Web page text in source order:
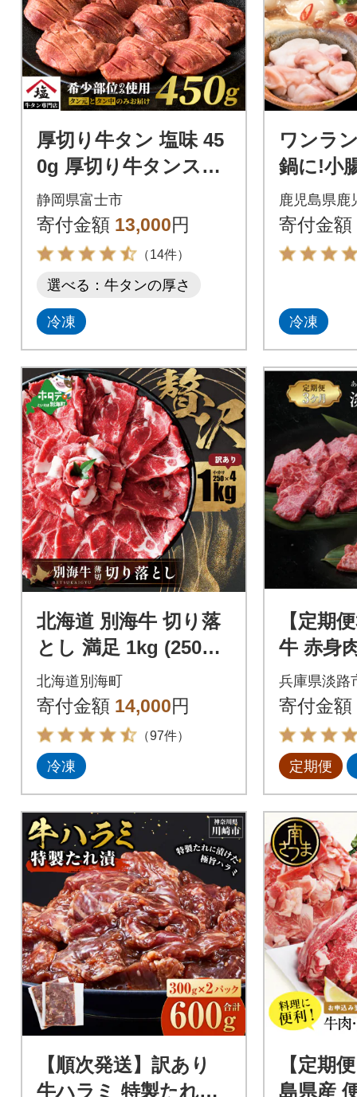
厚切り牛タン 塩味 45
0g 厚切り牛タンスラ
イス タン塩 タン中 タ
ン元 牛肉 焼肉 人気
静岡県富士市
寄付金額 13,000円
（14件）
選べる：牛タンの厚さ
冷凍
ワンラ
鍋に!小
モン)
鹿児島県鹿
寄付金額
冷凍
北海道 別海牛 切り落
とし 満足 1kg (250g×
4) うれしい小分け 訳
あり 国産 冷凍
北海道別海町
寄付金額 14,000円
（97件）
冷凍
【定期
牛 赤身
ニステ
ロステ
o05721
兵庫県淡路
寄付金額
定期便
【順次発送】訳あり
牛ハラミ 特製たれ漬
【定期
島県産